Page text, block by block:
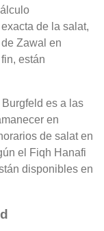
de la salat,
Zawal en
están
es a las
en
de salat en
el Fiqh Hanafi
disponibles en